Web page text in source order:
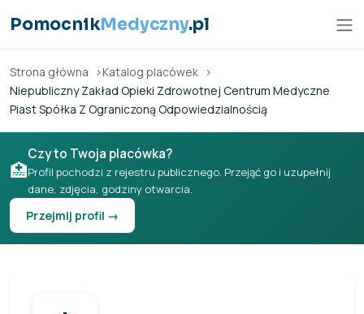
PomocnikMedyczny.pl
Strona główna
Katalog placówek
Niepubliczny Zakład Opieki Zdrowotnej Centrum Medyczne
Piast Spółka Z Ograniczoną Odpowiedzialnością
🏥
Czy to Twoja placówka?
Profil pochodzi z rejestru publicznego. Przejąć go i uzupełnij
dane, zdjęcia, godziny otwarcia.
Przejmij profil →